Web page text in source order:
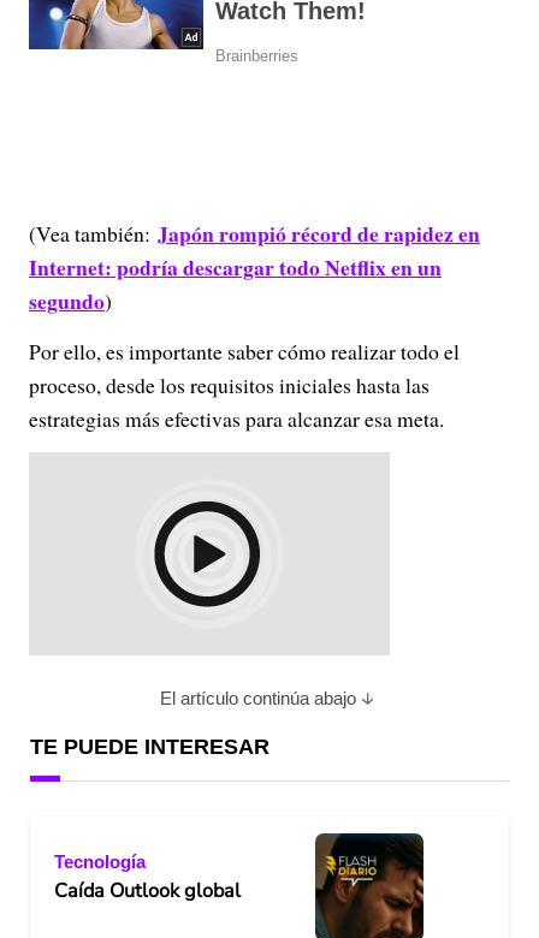
(Vea también: Japón rompió récord de rapidez en
Internet: podría descargar todo Netflix en un
segundo)
Por ello, es importante saber cómo realizar todo el
proceso, desde los requisitos iniciales hasta las
estrategias más efectivas para alcanzar esa meta.
El artículo continúa abajo
TE PUEDE INTERESAR
Tecnología
Caída Outlook global